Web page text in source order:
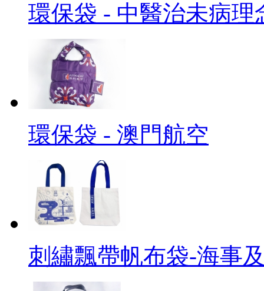
環保袋 - 中醫治未病理
環保袋 - 澳門航空
刺繡飄帶帆布袋-海事